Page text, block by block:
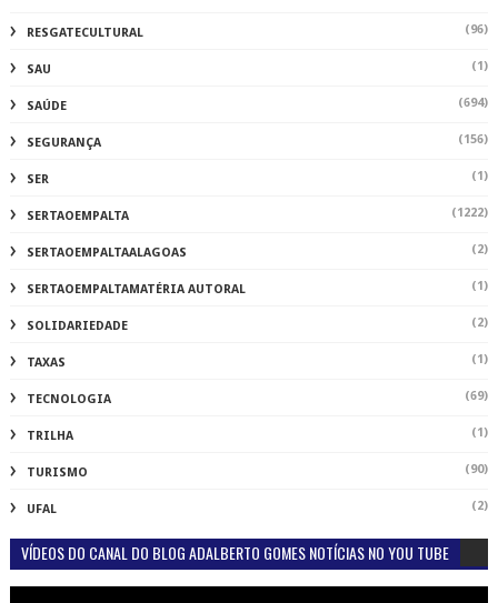
RESGATECULTURAL (96)
SAU (1)
SAÚDE (694)
SEGURANÇA (156)
SER (1)
SERTAOEMPALTA (1222)
SERTAOEMPALTAALAGOAS (2)
SERTAOEMPALTAMATÉRIA AUTORAL (1)
SOLIDARIEDADE (2)
TAXAS (1)
TECNOLOGIA (69)
TRILHA (1)
TURISMO (90)
UFAL (2)
VÍDEOS DO CANAL DO BLOG ADALBERTO GOMES NOTÍCIAS NO YOU TUBE